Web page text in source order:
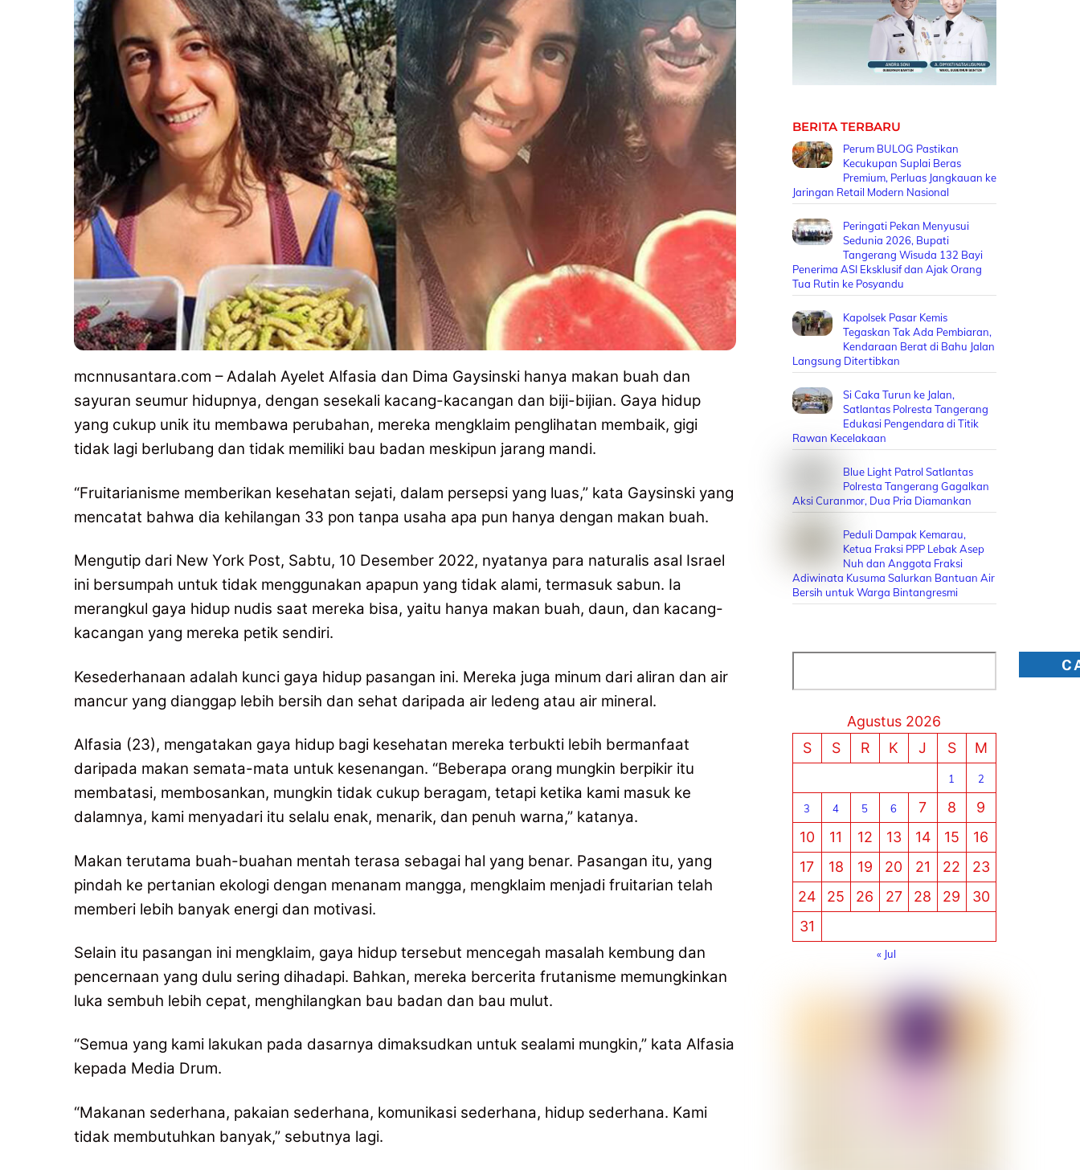
mcnnusantara.com – Adalah Ayelet Alfasia dan Dima Gaysinski hanya makan buah dan
sayuran seumur hidupnya, dengan sesekali kacang-kacangan dan biji-bijian. Gaya hidup
yang cukup unik itu membawa perubahan, mereka mengklaim penglihatan membaik, gigi
tidak lagi berlubang dan tidak memiliki bau badan meskipun jarang mandi.
“Fruitarianisme memberikan kesehatan sejati, dalam persepsi yang luas,” kata Gaysinski yang
mencatat bahwa dia kehilangan 33 pon tanpa usaha apa pun hanya dengan makan buah.
Mengutip dari New York Post, Sabtu, 10 Desember 2022, nyatanya para naturalis asal Israel
ini bersumpah untuk tidak menggunakan apapun yang tidak alami, termasuk sabun. Ia
merangkul gaya hidup nudis saat mereka bisa, yaitu hanya makan buah, daun, dan kacang-
kacangan yang mereka petik sendiri.
Kesederhanaan adalah kunci gaya hidup pasangan ini. Mereka juga minum dari aliran dan air
mancur yang dianggap lebih bersih dan sehat daripada air ledeng atau air mineral.
Alfasia (23), mengatakan gaya hidup bagi kesehatan mereka terbukti lebih bermanfaat
daripada makan semata-mata untuk kesenangan. “Beberapa orang mungkin berpikir itu
membatasi, membosankan, mungkin tidak cukup beragam, tetapi ketika kami masuk ke
dalamnya, kami menyadari itu selalu enak, menarik, dan penuh warna,” katanya.
Makan terutama buah-buahan mentah terasa sebagai hal yang benar. Pasangan itu, yang
pindah ke pertanian ekologi dengan menanam mangga, mengklaim menjadi fruitarian telah
memberi lebih banyak energi dan motivasi.
Selain itu pasangan ini mengklaim, gaya hidup tersebut mencegah masalah kembung dan
pencernaan yang dulu sering dihadapi. Bahkan, mereka bercerita frutanisme memungkinkan
luka sembuh lebih cepat, menghilangkan bau badan dan bau mulut.
“Semua yang kami lakukan pada dasarnya dimaksudkan untuk sealami mungkin,” kata Alfasia
kepada Media Drum.
“Makanan sederhana, pakaian sederhana, komunikasi sederhana, hidup sederhana. Kami
tidak membutuhkan banyak,” sebutnya lagi.
BERITA TERBARU
Perum BULOG Pastikan
Kecukupan Suplai Beras
Premium, Perluas Jangkauan ke
Jaringan Retail Modern Nasional
Peringati Pekan Menyusui
Sedunia 2026, Bupati
Tangerang Wisuda 132 Bayi
Penerima ASI Eksklusif dan Ajak Orang
Tua Rutin ke Posyandu
Kapolsek Pasar Kemis
Tegaskan Tak Ada Pembiaran,
Kendaraan Berat di Bahu Jalan
Langsung Ditertibkan
Si Caka Turun ke Jalan,
Satlantas Polresta Tangerang
Edukasi Pengendara di Titik
Rawan Kecelakaan
Blue Light Patrol Satlantas
Polresta Tangerang Gagalkan
Aksi Curanmor, Dua Pria Diamankan
Peduli Dampak Kemarau,
Ketua Fraksi PPP Lebak Asep
Nuh dan Anggota Fraksi
Adiwinata Kusuma Salurkan Bantuan Air
Bersih untuk Warga Bintangresmi
Agustus 2026
S
S R K J S M
1 2
3 4 5 6 7 8
9
10
11 12 13 14 15
16
17
18 19 20 21 22
23
24
25 26 27 28 29
30
31
« Jul